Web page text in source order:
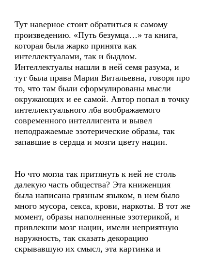
Тут наверное стоит обратиться к самому
произведению. «Путь безумца…» та книга,
которая была жарко принята как
интеллектуалами, так и быдлом.
Интеллектуалы нашли в ней семя разума, и
тут была права Мария Витальевна, говоря про
то, что там были сформулированы мысли
окружающих и ее самой. Автор попал в точку
интеллектуального лба воображаемого
современного интеллигента и вывел
неподражаемые эзотерические образы, так
запавшие в сердца и мозги цвету нации.
Но что могла так притянуть к ней не столь
далекую часть общества? Эта книженция
была написана грязным языком, в нем было
много мусора, секса, крови, наркоты. В тот же
момент, образы наполненные эзотерикой, и
привлекши мозг нации, имели неприятную
наружность, так сказать декорацию
скрывавшую их смысл, эта картинка и